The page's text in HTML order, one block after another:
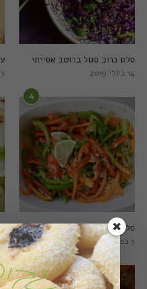
13
סלט כרוב סגול ברוטב אסייתי
14 ביולי 2019
1 באוגוסט 2022
4
סלט פלפלים טרי וצבעוני
5 בפברואר 2021
6